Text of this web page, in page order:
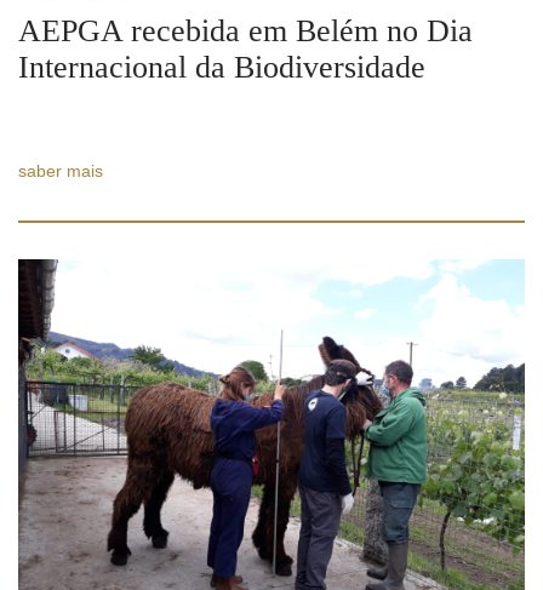
AEPGA recebida em Belém no Dia
Internacional da Biodiversidade
saber mais